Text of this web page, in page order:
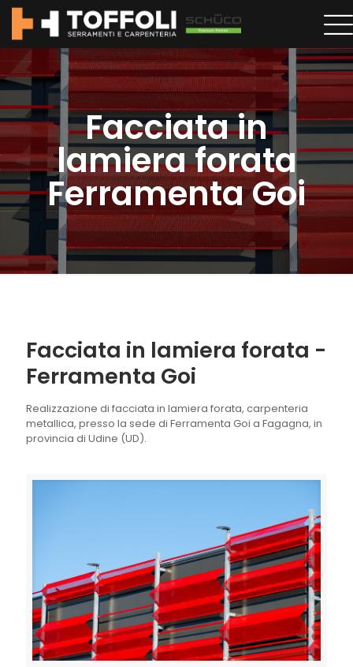
Facciata in
lamiera forata
Ferramenta Goi
Facciata in lamiera forata -
Ferramenta Goi
Realizzazione di facciata in lamiera forata, carpenteria
metallica, presso la sede di Ferramenta Goi a Fagagna, in
provincia di Udine (UD).